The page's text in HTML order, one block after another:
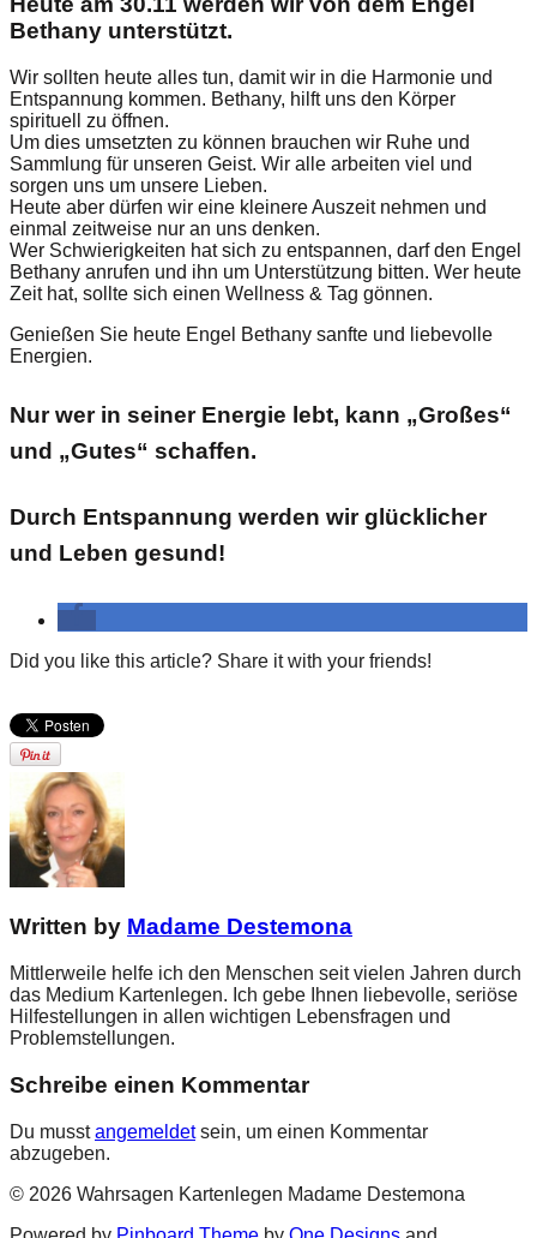
Bethany unterstützt.
Wir sollten heute alles tun, damit wir in die Harmonie und
Entspannung kommen. Bethany, hilft uns den Körper
spirituell zu öffnen.
Um dies umsetzten zu können brauchen wir Ruhe und
Sammlung für unseren Geist. Wir alle arbeiten viel und
sorgen uns um unsere Lieben.
Heute aber dürfen wir eine kleinere Auszeit nehmen und
einmal zeitweise nur an uns denken.
Wer Schwierigkeiten hat sich zu entspannen, darf den Engel
Bethany anrufen und ihn um Unterstützung bitten. Wer heute
Zeit hat, sollte sich einen Wellness & Tag gönnen.
Genießen Sie heute Engel Bethany sanfte und liebevolle
Energien.
Nur wer in seiner Energie lebt, kann „Großes“
und „Gutes“ schaffen.
Durch Entspannung werden wir glücklicher
und Leben gesund!
Did you like this article? Share it with your friends!
Written by Madame Destemona
Mittlerweile helfe ich den Menschen seit vielen Jahren durch
das Medium Kartenlegen. Ich gebe Ihnen liebevolle, seriöse
Hilfestellungen in allen wichtigen Lebensfragen und
Problemstellungen.
Schreibe einen Kommentar
Du musstangemeldetsein, um einen Kommentar
abzugeben.
© 2026 Wahrsagen Kartenlegen Madame Destemona